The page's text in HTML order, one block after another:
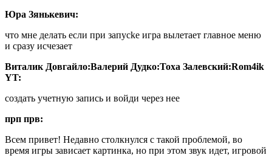
Юра Зянькевич:
что мне делать если при запусkе игра вылетает главное меню
и сразу исчезает
Виталик Довгайло:Валерий Дудко:Тоха Залевский:Rom4ik
YT:
создать учетную запись и войди через нее
прп прв:
Всем привет! Недавно столкнулся с такой проблемой, во
время игры зависает картинка, но при этом звук идет, игровой